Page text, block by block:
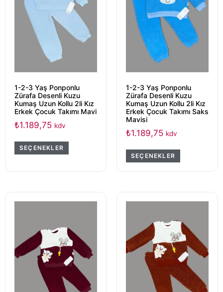
1-2-3 Yaş Ponponlu
Zürafa Desenli Kuzu
Kumaş Uzun Kollu 2li Kız
Erkek Çocuk Takımı Mavi
₺1.189,75 kdv
SEÇENEKLER
1-2-3 Yaş Ponponlu
Zürafa Desenli Kuzu
Kumaş Uzun Kollu 2li Kız
Erkek Çocuk Takımı Saks
Mavisi
₺1.189,75 kdv
SEÇENEKLER